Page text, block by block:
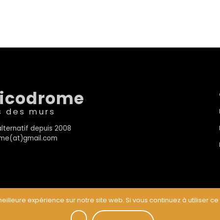
des murs
depuis 2008
expérience sur notre site web. Si vous continuez à utiliser